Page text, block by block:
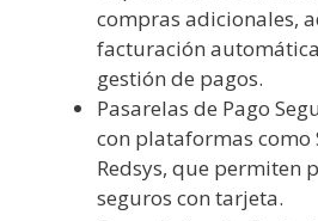
compras adicionales,
facturación
gestión de pagos.
Pasarelas de Pago
con plataformas como
Redsys, que permiten
seguros con tarjeta.